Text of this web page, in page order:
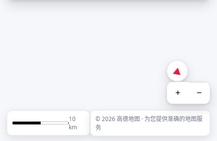
+ −
10
km
© 2026 高德地图 · 为您提供准确的地图服
务